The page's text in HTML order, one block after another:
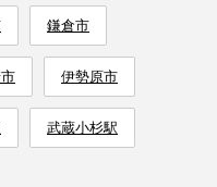
鎌倉市
伊勢原市
武蔵小杉駅